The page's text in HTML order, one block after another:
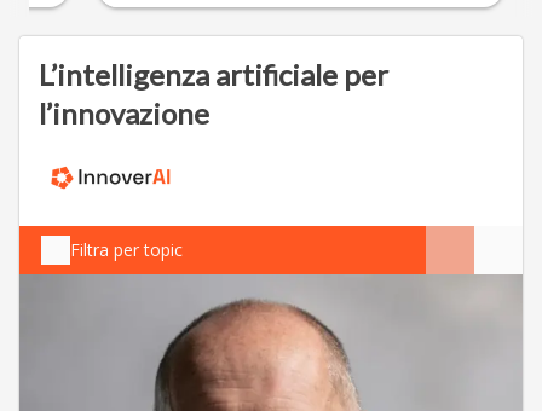
L’intelligenza artificiale per
l’innovazione
Filtra per topic